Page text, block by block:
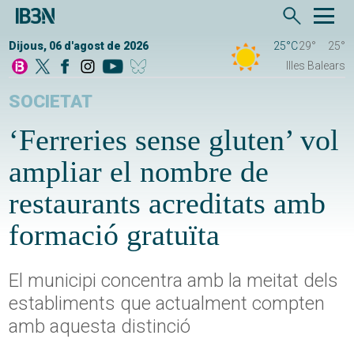
Dijous, 06 d'agost de 2026 25°C29°
25°
Illes Balears
SOCIETAT
‘Ferreries sense gluten’ vol
ampliar el nombre de
restaurants acreditats amb
formació gratuïta
El municipi concentra amb la meitat dels
establiments que actualment compten
amb aquesta distinció